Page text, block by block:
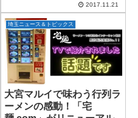
ある、完全予約制のプライベー
トサロン「Dyoll THE MODE」
（ディオル・ザ・モード）さん
です！...
2017.11.21
埼玉ニュース＆トピックス
大宮マルイで味わう行列ラ
ーメンの感動！「宅